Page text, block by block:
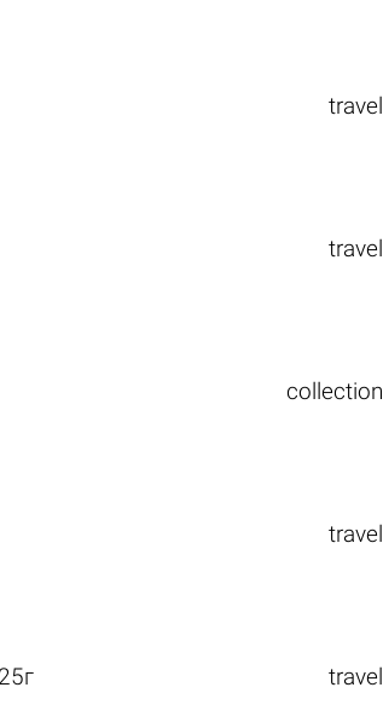
travel
travel
collection
travel
travel